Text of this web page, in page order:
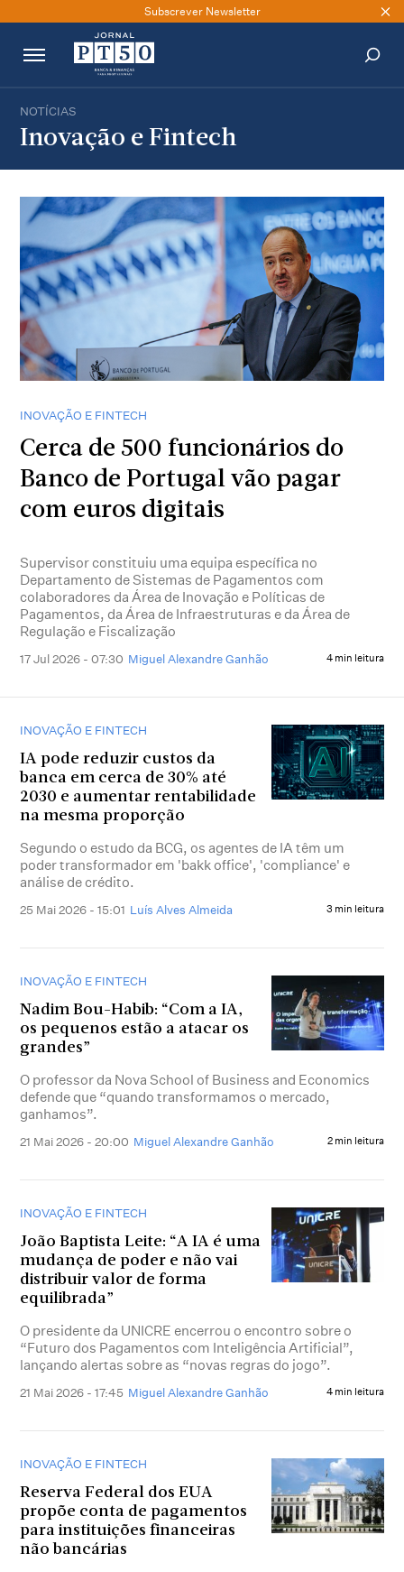
Subscrever Newsletter
NOTÍCIAS
Inovação e Fintech
INOVAÇÃO E FINTECH
Cerca de 500 funcionários do
Banco de Portugal vão pagar
com euros digitais
Supervisor constituiu uma equipa específica no
Departamento de Sistemas de Pagamentos com
colaboradores da Área de Inovação e Políticas de
Pagamentos, da Área de Infraestruturas e da Área de
Regulação e Fiscalização
17 Jul 2026 - 07:30 Miguel Alexandre Ganhão 4 min leitura
INOVAÇÃO E FINTECH
IA pode reduzir custos da
banca em cerca de 30% até
2030 e aumentar rentabilidade
na mesma proporção
Segundo o estudo da BCG, os agentes de IA têm um
poder transformador em 'bakk office', 'compliance' e
análise de crédito.
25 Mai 2026 - 15:01 Luís Alves Almeida 3 min leitura
INOVAÇÃO E FINTECH
Nadim Bou-Habib: “Com a IA,
os pequenos estão a atacar os
grandes”
O professor da Nova School of Business and Economics
defende que “quando transformamos o mercado,
ganhamos”.
21 Mai 2026 - 20:00 Miguel Alexandre Ganhão 2 min leitura
INOVAÇÃO E FINTECH
João Baptista Leite: “A IA é uma
mudança de poder e não vai
distribuir valor de forma
equilibrada”
O presidente da UNICRE encerrou o encontro sobre o
“Futuro dos Pagamentos com Inteligência Artificial”,
lançando alertas sobre as “novas regras do jogo”.
21 Mai 2026 - 17:45 Miguel Alexandre Ganhão 4 min leitura
INOVAÇÃO E FINTECH
Reserva Federal dos EUA
propõe conta de pagamentos
para instituições financeiras
não bancárias